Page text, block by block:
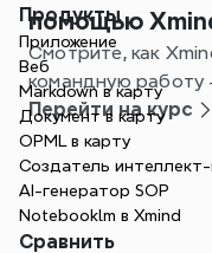
помощью
Смотрите, как
командную работу
одна командная
проектами.
Перейти на курс
Продукты
Приложение
Веб
Markdown в карту
Документ в карту
OPML в карту
Создатель интеллект-
AI-генератор SOP
Notebooklm в Xmind
Сравнить